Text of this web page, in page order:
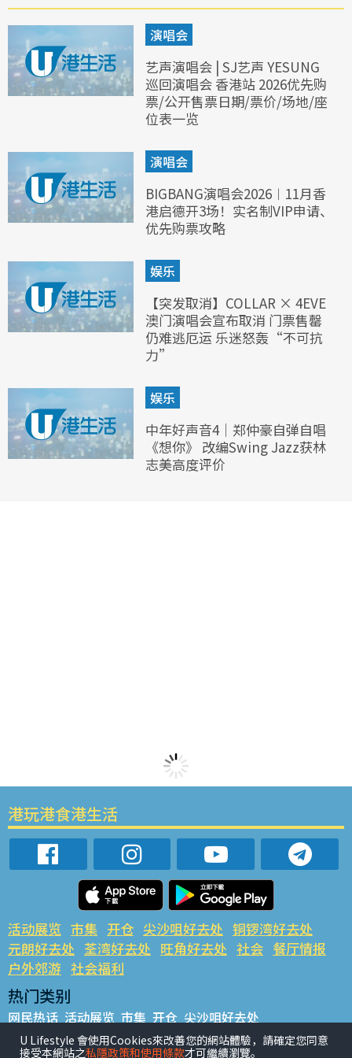
演唱会
艺声演唱会 | SJ艺声 YESUNG
巡回演唱会 香港站 2026优先购
票/公开售票日期/票价/场地/座
位表一览
演唱会
BIGBANG演唱会2026︱11月香
港启德开3场！实名制VIP申请、
优先购票攻略
娱乐
【突发取消】COLLAR × 4EVE
澳门演唱会宣布取消 门票售罄
仍难逃厄运 乐迷怒轰“不可抗
力”
娱乐
中年好声音4｜郑仲豪自弹自唱
《想你》 改编Swing Jazz获林
志美高度评价
港玩港食港生活
活动展览 市集 开仓 尖沙咀好去处 铜锣湾好去处
元朗好去处 荃湾好去处 旺角好去处 社会 餐厅情报
户外郊游 社会福利
热门类别
网民热话 活动展览 市集 开仓 尖沙咀好去处
铜锣湾好去处 元朗好去处 荃湾好去处 旺角好去处 社会
U Lifestyle 會使用Cookies來改善您的網站體驗，請確定您同意
接受本網站之私隱政策和使用條款才可繼續瀏覽。